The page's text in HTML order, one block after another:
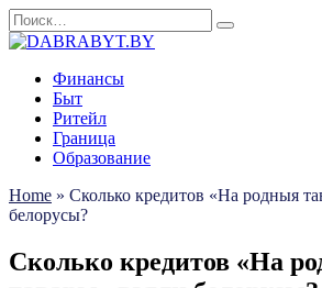
Перейти
к
Search
for:
Финансы
Быт
Ритейл
Граница
Образование
Home » Сколько кредитов «На родныя
белорусы?
Сколько кредитов «На